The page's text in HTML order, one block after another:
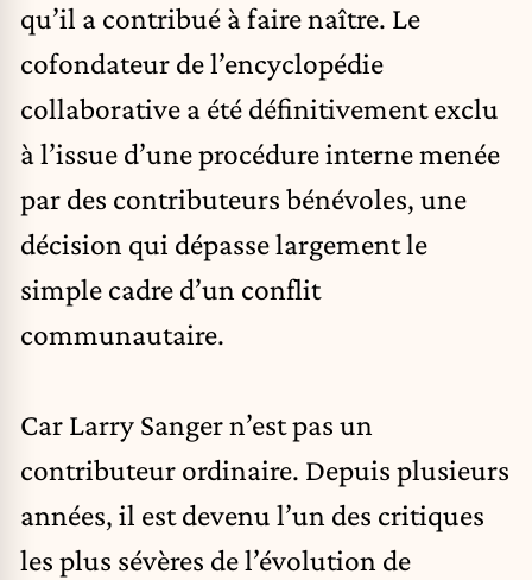
qu’il a contribué à faire naître. Le
cofondateur de l’encyclopédie
collaborative a été définitivement exclu
à l’issue d’une procédure interne menée
par des contributeurs bénévoles, une
décision qui dépasse largement le
simple cadre d’un conflit
communautaire.
Car Larry Sanger n’est pas un
contributeur ordinaire. Depuis plusieurs
années, il est devenu l’un des critiques
les plus sévères de l’évolution de